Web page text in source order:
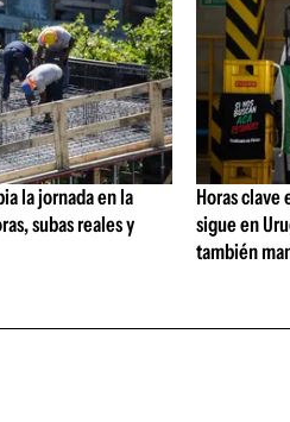
la jornada en la
subas reales y
Horas clave
sigue en
también